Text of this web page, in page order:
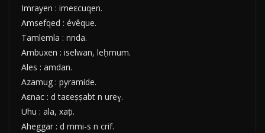
Imrayen : imeεcuqen.
Amsefqed : évêque.
Tamlemla : nnda.
Ambuxen : iselwan, leḥmum.
Ales : amdan.
Azamug : pyramide.
Aεnac : d taεeṣṣabt n ureɣ.
Uhu : ala, xaṭi.
Aheggar : d mmi-s n crif.